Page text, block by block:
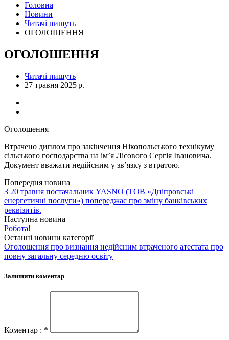
Головна
Новини
Читачі пишуть
ОГОЛОШЕННЯ
ОГОЛОШЕННЯ
Читачі пишуть
27 травня 2025 р.
Оголошення
Втрачено диплом про закінчення Нікопольського технікуму
сільського господарства на ім’я Лісового Сергія Івановича.
Документ вважати недійсним у зв’язку з втратою.
Попередня новина
З 20 травня постачальник YASNO (ТОВ «Дніпровські
енергетичні послуги») попереджає про зміну банківських
реквізитів.
Наступна новина
Робота!
Останні новини категорії
Оголошення про визнання недійсним втраченого атестата про
повну загальну середню освіту
Залишити коментар
Коментар : *